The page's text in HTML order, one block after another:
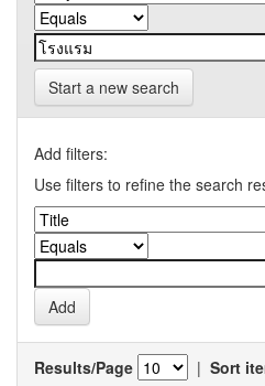
Start a new search
Add filters:
Use filters to refine the search
Results/Page | Sort